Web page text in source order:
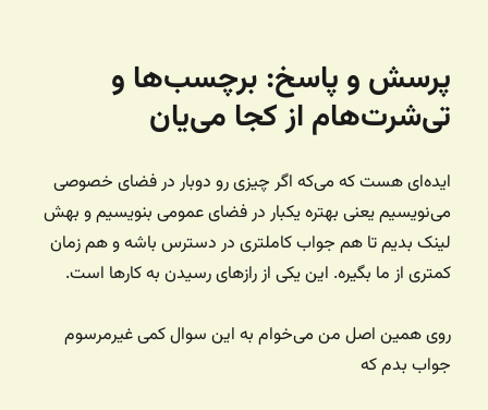
پرسش و پاسخ: برچسب‌ها و
تی‌شرت‌هام از کجا می‌یان
ایده‌ای هست که می‌که اگر چیزی رو دوبار در فضای خصوصی
می‌نویسیم یعنی بهتره یکبار در فضای عمومی بنویسیم و بهش
لینک بدیم تا هم جواب کاملتری در دسترس باشه و هم زمان
کمتری از ما بگیره. این یکی از رازهای رسیدن به کارها است.
روی همین اصل من می‌خوام به این سوال کمی غیرمرسوم
جواب بدم که